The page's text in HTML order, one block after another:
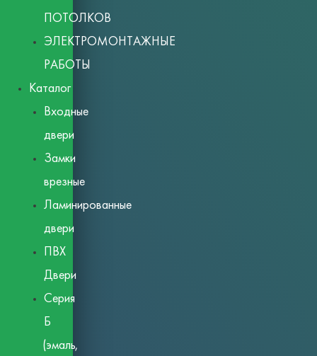
ПОТОЛКОВ
ЭЛЕКТРОМОНТАЖНЫЕ
РАБОТЫ
Каталог
Входные
двери
Замки
врезные
Ламинированные
двери
ПВХ
Двери
Серия
Б
(эмаль,